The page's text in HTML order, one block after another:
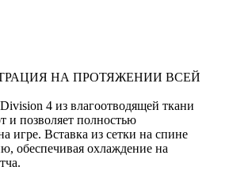
НА ПРОТЯЖЕНИИ ВСЕЙ
4 из влагоотводящей ткани
и позволяет полностью
игре. Вставка из сетки на спине
обеспечивая охлаждение на